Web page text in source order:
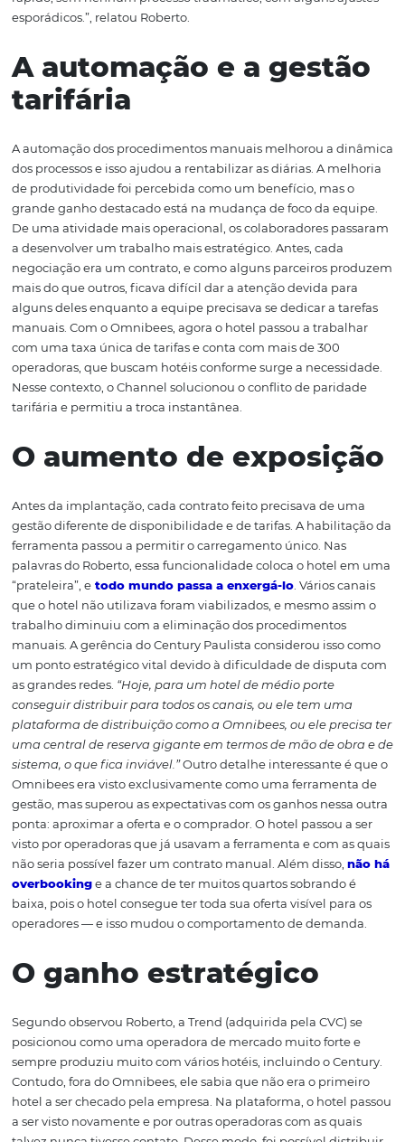
A implantação e o
aumento de
produtividade
Grande parte do sucesso no uso de uma solução como o
Omnibees depende da implantação. No caso do
Paulista
, a gerência informou que “duas ou três
operando o sistema. Elas já utilizavam canais
para carregar tarifas e se adaptaram muito bem. “O
foi tranquilo. Apesar da adaptação, foi muito natural e
rápido, sem nenhum processo traumático, com alguns
esporádicos.”, relatou Roberto.
A automação e a
tarifária
A automação dos procedimentos manuais melhorou a
de produtividade foi percebida como um benefício,
grande ganho destacado está na mudança de foco da
De uma atividade mais operacional, os colaboradores
a desenvolver um trabalho mais estratégico. Antes, cada
negociação era um contrato, e como alguns parceiros
mais do que outros, ficava difícil dar a atenção devida
alguns deles enquanto a equipe precisava se dedicar a
manuais. Com o Omnibees, agora o hotel passou a
com uma taxa única de tarifas e conta com mais de 300
operadoras, que buscam hotéis conforme surge a
Nesse contexto, o Channel solucionou o conflito de
tarifária e permitiu a troca instantânea.
O aumento de
Antes da implantação, cada contrato feito precisava de
gestão diferente de disponibilidade e de tarifas. A
palavras do Roberto, essa funcionalidade coloca o hotel
“prateleira”, etodo mundo passa a enxergá-lo
trabalho diminuiu com a eliminação dos
manuais. A gerência do Century Paulista considerou
um ponto estratégico vital devido à dificuldade de
as grandes redes.“Hoje, para um hotel de médio porte
conseguir distribuir para todos os canais, ou ele tem